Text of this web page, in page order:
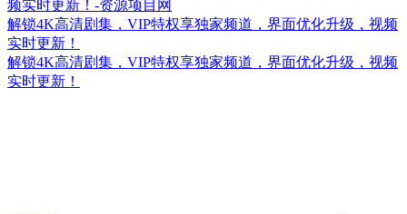
解锁4K高清剧集，VIP特权享独家频道，界面优化升级，视频
实时更新！
解锁4K高清剧集，VIP特权享独家频道，界面优化升级，视频
实时更新！